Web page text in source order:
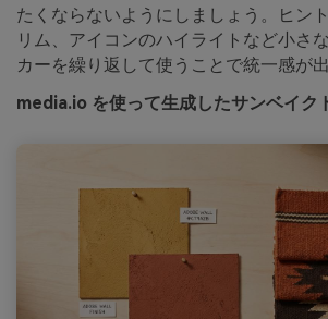
たくならないようにしましょう。ヒン
リム、アイコンのハイライトなど小さ
カーを繰り返して使うことで統一感が出
media.io を使って生成したサンベイク